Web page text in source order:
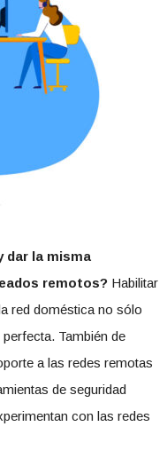
dar la misma
remotos? Habilitar
red doméstica no sólo
También de
a las redes remotas
de seguridad
con las redes